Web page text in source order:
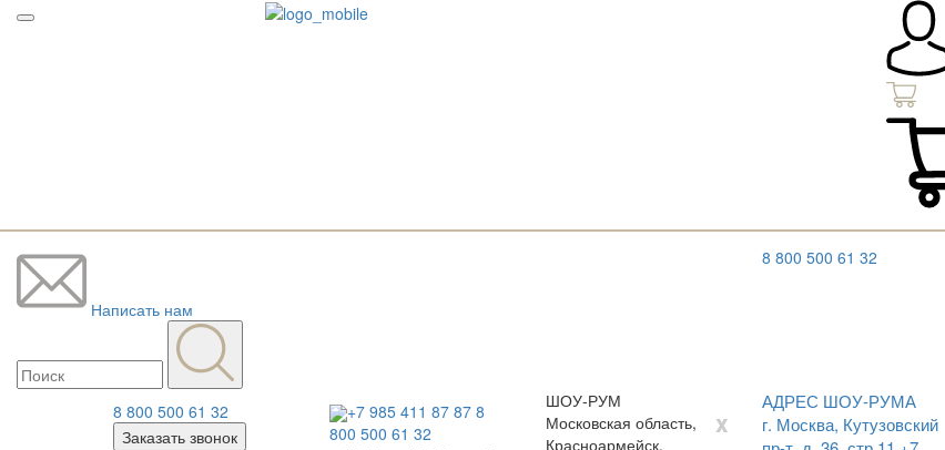
Написать нам
8 800 500 61 32
8 800 500 61 32
Заказать звонок
+7 985 411 87 87 8
800 500 61 32
ШОУ-РУМ
x
Московская область,
Красноармейск,
АДРЕС ШОУ-РУМА
г. Москва, Кутузовский